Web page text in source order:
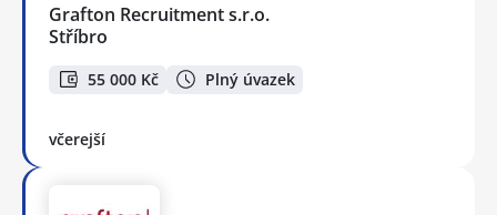
Grafton Recruitment s.r.o.
Stříbro
55 000 Kč Plný úvazek
včerejší